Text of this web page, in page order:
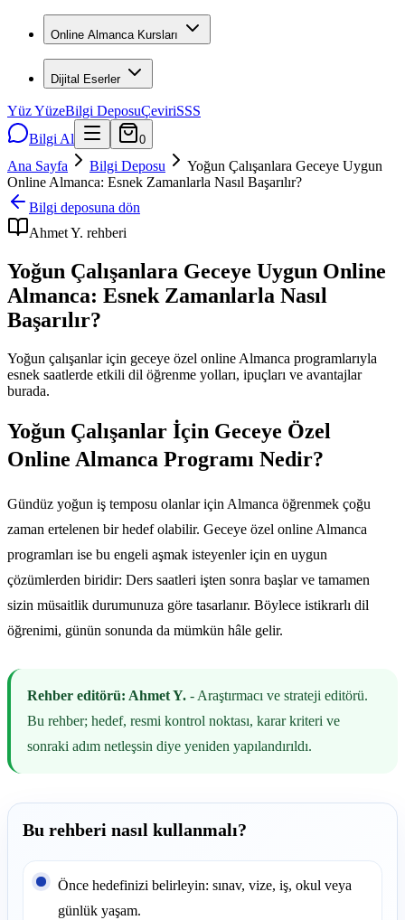
Online Almanca Kursları
Dijital Eserler
Yüz YüzeBilgi DeposuÇeviriSSS
Bilgi Al
0
Ana Sayfa Bilgi Deposu
Yoğun Çalışanlara Geceye Uygun
Online Almanca: Esnek Zamanlarla Nasıl Başarılır?
Bilgi deposuna dön
Ahmet Y. rehberi
Yoğun Çalışanlara Geceye Uygun Online
Almanca: Esnek Zamanlarla Nasıl
Başarılır?
Yoğun çalışanlar için geceye özel online Almanca programlarıyla
esnek saatlerde etkili dil öğrenme yolları, ipuçları ve avantajlar
burada.
Yoğun Çalışanlar İçin Geceye Özel
Online Almanca Programı Nedir?
Gündüz yoğun iş temposu olanlar için Almanca öğrenmek çoğu
zaman ertelenen bir hedef olabilir. Geceye özel online Almanca
programları ise bu engeli aşmak isteyenler için en uygun
çözümlerden biridir: Ders saatleri işten sonra başlar ve tamamen
sizin müsaitlik durumunuza göre tasarlanır. Böylece istikrarlı dil
öğrenimi, günün sonunda da mümkün hâle gelir.
Rehber editörü: Ahmet Y. - Araştırmacı ve strateji editörü.
Bu rehber; hedef, resmi kontrol noktası, karar kriteri ve
sonraki adım netleşsin diye yeniden yapılandırıldı.
Bu rehberi nasıl kullanmalı?
Önce hedefinizi belirleyin: sınav, vize, iş, okul veya
günlük yaşam.